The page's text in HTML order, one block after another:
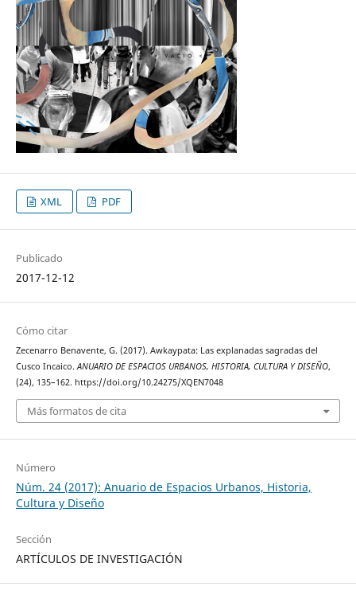
XML PDF
Publicado
2017-12-12
Cómo citar
Zecenarro Benavente, G. (2017). Awkaypata: Las explanadas sagradas del
Cusco Incaico.ANUARIO DE ESPACIOS URBANOS, HISTORIA, CULTURA Y DISEÑO,
(24), 135–162. https://doi.org/10.24275/XQEN7048
Más formatos de cita
Número
Núm. 24 (2017): Anuario de Espacios Urbanos, Historia,
Cultura y Diseño
Sección
ARTÍCULOS DE INVESTIGACIÓN